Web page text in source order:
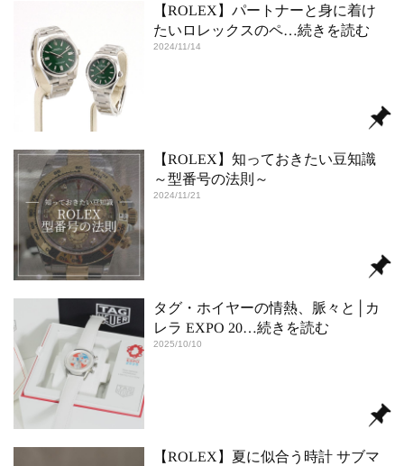
【ROLEX】パートナーと身に着け
たいロレックスのペ…続きを読む
2024/11/14
【ROLEX】知っておきたい豆知識
～型番号の法則～
2024/11/21
タグ・ホイヤーの情熱、脈々と│カ
レラ EXPO 20…続きを読む
2025/10/10
【ROLEX】夏に似合う時計 サブマ